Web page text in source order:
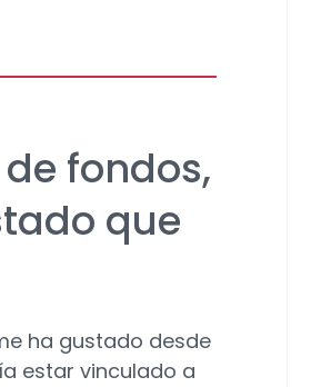
fondos,
que
ha gustado desde
estar vinculado a